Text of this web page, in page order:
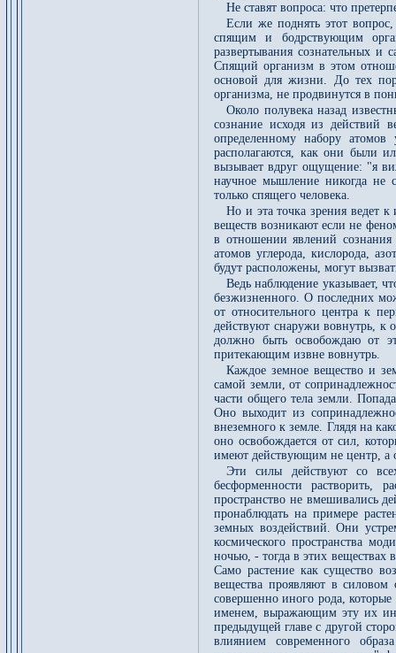
Не ставят вопроса: что
Если же поднять этот
спящим и бодрствующим
развертывания сознательных
Спящий организм в этом
основой для жизни. До тех
организма, не продвинутся в
Около полувека назад
сознание исходя из действий
определенному набору
располагаются, как они были
вызывает вдруг ощущение: "я
научное мышление никогда не
только спящего человека.
Но и эта точка зрения ведет
веществ возникают если не
в отношении явлений
атомов углерода, кислорода,
будут расположены, могут
Ведь наблюдение указывает,
безжизненного. О последних
от относительного центра к
действуют снаружи вовнутрь, к
должно быть освобождаю от
притекающим извне вовнутрь.
Каждое земное вещество и
самой земли, от
части общего тела земли.
Оно выходит из
внеземного к земле. Глядя на
оно освобождается от сил,
имеют действующим не центр, а
Эти силы действуют со
бесформенности растворить,
пространство не вмешивались
пронаблюдать на примере
земных воздействий. Они
космического пространства
ночью, - тогда в этих веществах
Само растение как существо
вещества проявляют в
совершенно иного рода,
именем, выражающим эту их
предыдущей главе с другой
влиянием современного